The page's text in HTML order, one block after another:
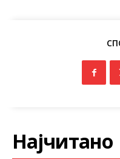
Најчитано